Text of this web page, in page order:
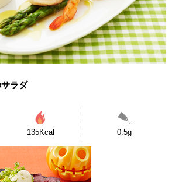
ラダ
135Kcal 0.5g